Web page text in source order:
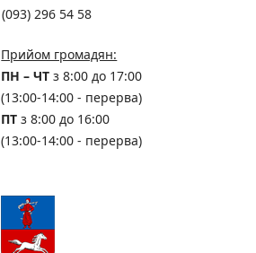
(093) 296 54 58
Прийом громадян:
ПН – ЧТ з 8:00 до 17:00
(13:00-14:00 - перерва)
ПТ з 8:00 до 16:00
(13:00-14:00 - перерва)